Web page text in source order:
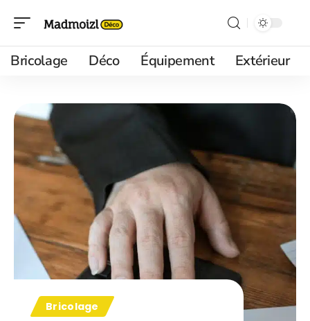
Bricolage Déco Équipement Extérieur
Bricolage